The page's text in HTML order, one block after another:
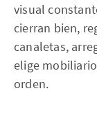
visual
cierran bien,
canaletas,
elige
orden.